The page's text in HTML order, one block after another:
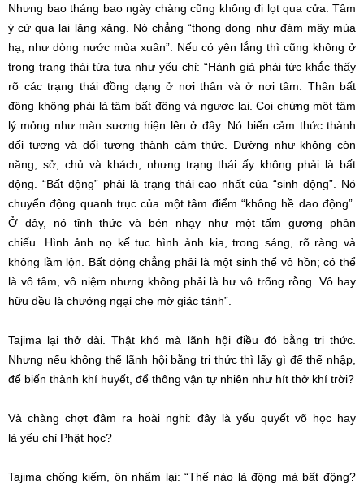
Nhưng bao tháng bao ngày chàng cũng không đi lọt qua cửa. Tâm
ý cứ qua lại lăng xăng . Nó chẳng “thong dong như đám mây mùa
hạ , như dòng nước mùa xuân”. Nếu có yên lắng thì cũng không ở
trong trạng thái từa tựa như yếu chỉ: “Hành giả phải tức khắc thấy
rõ các trạng tháiđồng dạng ở nơi thân và ở nơi tâm. Thân bất
động không phải là tâm bất động và ngược lại.Coi chừng mộttâm
lý mỏng như màn sương hiện lên ở đây. Nó biến cảm thức thành
đối tượng và đối tượng thành cảm thức. Dường như không còn
năng, sở, chủ và khách, nhưng trạng thái ấy không phải là bất
động . “Bất động” phải là trạng tháicao nhất của “sinh động”. Nó
chuyển động quanh trục của một tâm điểm “không hề dao động”.
Ở đây, nó tỉnh thức và bén nhạy như một tấm gương phản
chiếu
Hình ảnh nọ kế tục hình ảnh kia,trong sáng rõ ràng và
không lầm lộn. Bất động chẳng phải là một sinh thểvô hồn; có thể
làvô tâm ,vô niệm nhưng không phải là hư vô trống rỗng. Vô hay
hữu đều là chướng ngại che mờ giác tánh”.
Tajima lạithở dài . Thật khó mà lãnh hộiđiều đó bằng tri thức
Nhưng nếu không thể lãnh hộibằngtri thứcthì lấy gì đểthể nhập
để biến thành khí huyết, để thông vận tự nhiên như hít thở khí trời?
Và chàng chợt đâm ra hoài nghi: đây là yếu quyết võ học hay
là yếu chỉ Phật học?
Tajima chống kiếm, ôn nhẩm lại: “Thế nào là động mà bất động?